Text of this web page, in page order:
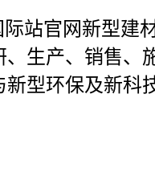
际站官网新型建
、生产、销售、
新型环保及新科